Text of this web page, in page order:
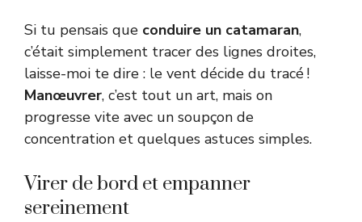
Si tu pensais que conduire un catamaran,
c’était simplement tracer des lignes droites,
laisse-moi te dire : le vent décide du tracé !
Manœuvrer, c’est tout un art, mais on
progresse vite avec un soupçon de
concentration et quelques astuces simples.
Virer de bord et empanner
sereinement